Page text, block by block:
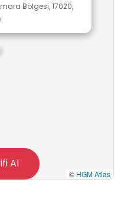
Bölgesi, 17020,
© HGM Atlas
Al